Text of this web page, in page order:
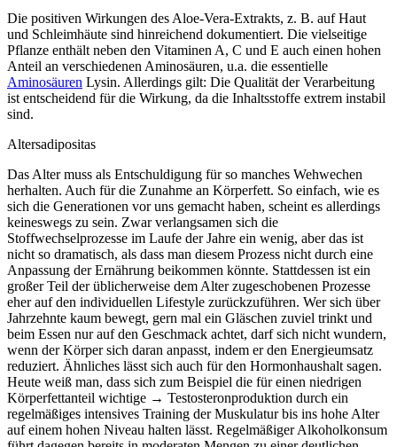
Die positiven Wirkungen des Aloe-Vera-Extrakts, z. B. auf Haut
und Schleimhäute sind hinreichend dokumentiert. Die vielseitige
Pflanze enthält neben den Vitaminen A, C und E auch einen hohen
Anteil an verschiedenen Aminosäuren, u.a. die essentielle
Aminosäuren Lysin. Allerdings gilt: Die Qualität der Verarbeitung
ist entscheidend für die Wirkung, da die Inhaltsstoffe extrem instabil
sind.
Altersadipositas
Das Alter muss als Entschuldigung für so manches Wehwechen
herhalten. Auch für die Zunahme an Körperfett. So einfach, wie es
sich die Generationen vor uns gemacht haben, scheint es allerdings
keineswegs zu sein. Zwar verlangsamen sich die
Stoffwechselprozesse im Laufe der Jahre ein wenig, aber das ist
nicht so dramatisch, als dass man diesem Prozess nicht durch eine
Anpassung der Ernährung beikommen könnte. Stattdessen ist ein
großer Teil der üblicherweise dem Alter zugeschobenen Prozesse
eher auf den individuellen Lifestyle zurückzuführen. Wer sich über
Jahrzehnte kaum bewegt, gern mal ein Gläschen zuviel trinkt und
beim Essen nur auf den Geschmack achtet, darf sich nicht wundern,
wenn der Körper sich daran anpasst, indem er den Energieumsatz
reduziert. Ähnliches lässt sich auch für den Hormonhaushalt sagen.
Heute weiß man, dass sich zum Beispiel die für einen niedrigen
Körperfettanteil wichtige → Testosteronproduktion durch ein
regelmäßiges intensives Training der Muskulatur bis ins hohe Alter
auf einem hohen Niveau halten lässt. Regelmäßiger Alkoholkonsum